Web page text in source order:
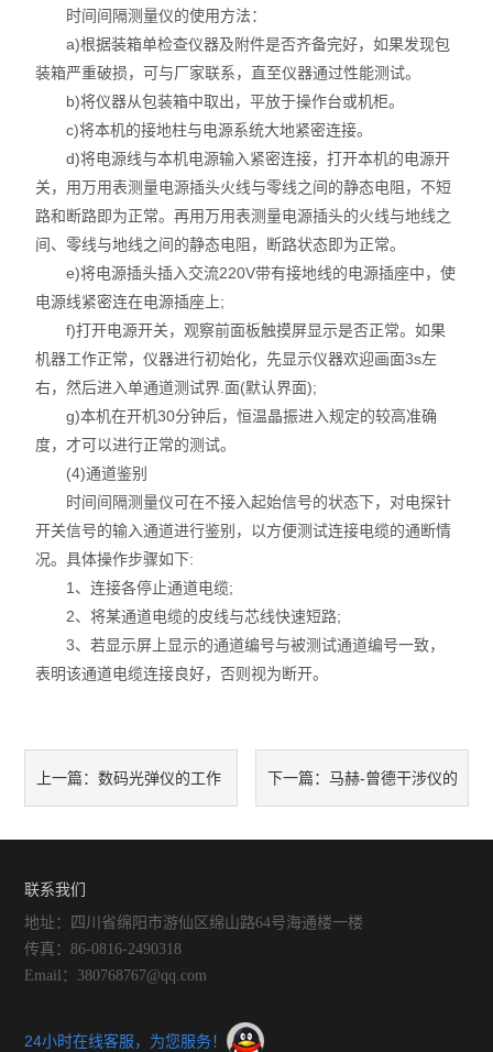
时间间隔测量仪的使用方法：
a)根据装箱单检查仪器及附件是否齐备完好，如果发现包
装箱严重破损，可与厂家联系，直至仪器通过性能测试。
b)将仪器从包装箱中取出，平放于操作台或机柜。
c)将本机的接地柱与电源系统大地紧密连接。
d)将电源线与本机电源输入紧密连接，打开本机的电源开
关，用万用表测量电源插头火线与零线之间的静态电阻，不短
路和断路即为正常。再用万用表测量电源插头的火线与地线之
间、零线与地线之间的静态电阻，断路状态即为正常。
e)将电源插头插入交流220V带有接地线的电源插座中，使
电源线紧密连在电源插座上;
f)打开电源开关，观察前面板触摸屏显示是否正常。如果
机器工作正常，仪器进行初始化，先显示仪器欢迎画面3s左
右，然后进入单通道测试界.面(默认界面);
g)本机在开机30分钟后，恒温晶振进入规定的较高准确
度，才可以进行正常的测试。
(4)通道鉴别
时间间隔测量仪可在不接入起始信号的状态下，对电探针
开关信号的输入通道进行鉴别，以方便测试连接电缆的通断情
况。具体操作步骤如下:
1、连接各停止通道电缆;
2、将某通道电缆的皮线与芯线快速短路;
3、若显示屏上显示的通道编号与被测试通道编号一致，
表明该通道电缆连接良好，否则视为断开。
上一篇：数码光弹仪的工作 下一篇： 马赫-曾德干涉仪的
联系我们
地址：四川省绵阳市游仙区绵山路64号海通楼一楼
传真：86-0816-2490318
Email：380768767@qq.com
24小时在线客服，为您服务！